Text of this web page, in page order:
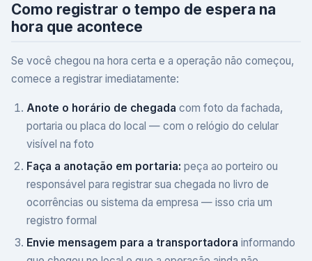
Como registrar o tempo de espera na
hora que acontece
Se você chegou na hora certa e a operação não começou,
comece a registrar imediatamente:
Anote o horário de chegada com foto da fachada,
portaria ou placa do local — com o relógio do celular
visível na foto
Faça a anotação em portaria: peça ao porteiro ou
responsável para registrar sua chegada no livro de
ocorrências ou sistema da empresa — isso cria um
registro formal
Envie mensagem para a transportadora informando